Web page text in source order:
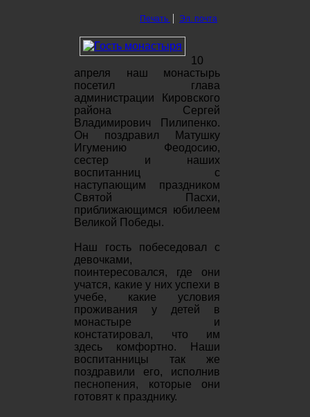
Печать Эл. почта
10
апреля наш монастырь
посетил глава
администрации Кировского
района Сергей
Владимирович Пилипенко.
Он поздравил Матушку
Игумению Феодосию,
сестер и наших
воспитанниц с
наступающим праздником
Святой Пасхи,
приближающимся юбилеем
Великой Победы.
Наш гость побеседовал с
девочками,
поинтересовался, где они
учатся, какие у них успехи в
учебе, какие условия
проживания у детей в
монастыре и
констатировал, что им
здесь комфортно. Наши
воспитанницы так же
поздравили его, исполнив
песнопения, которые они
готовят к празднику.